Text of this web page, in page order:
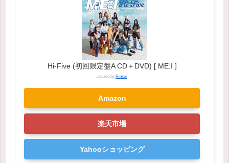
Hi-Five (初回限定盤A CD＋DVD) [ ME:I ]
created by Rinker
Amazon
楽天市場
Yahooショッピング